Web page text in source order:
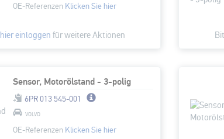
OE-Referenzen Klicken Sie hier
hier einloggen für weitere Aktionen
Sensor, Motorölstand - 3-polig
6PR 013 545-001
VOLVO
OE-Referenzen Klicken Sie hier